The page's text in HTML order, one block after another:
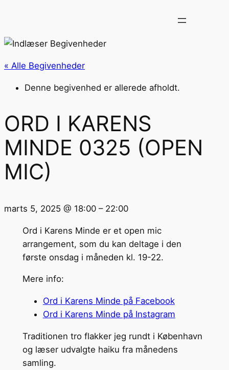
« Alle Begivenheder
Denne begivenhed er allerede afholdt.
ORD I KARENS
MINDE 0325 (OPEN
MIC)
marts 5, 2025 @ 18:00 – 22:00
Ord i Karens Minde er et open mic
arrangement, som du kan deltage i den
første onsdag i måneden kl. 19-22.
Mere info:
Ord i Karens Minde på Facebook
Ord i Karens Minde på Instagram
Traditionen tro flakker jeg rundt i København
og læser udvalgte haiku fra månedens
samling.